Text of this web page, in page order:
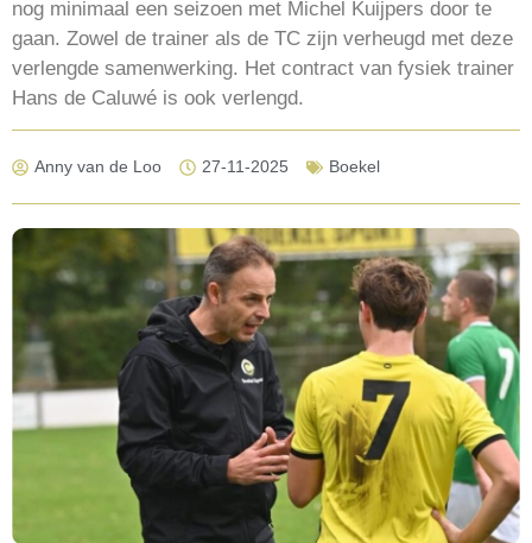
nog minimaal een seizoen met Michel Kuijpers door te
gaan. Zowel de trainer als de TC zijn verheugd met deze
verlengde samenwerking. Het contract van fysiek trainer
Hans de Caluwé is ook verlengd.
Anny van de Loo 27-11-2025 Boekel